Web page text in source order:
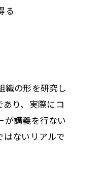
る
織の形を研究し
り、実際にコ
が講義を行ない
はないリアルで